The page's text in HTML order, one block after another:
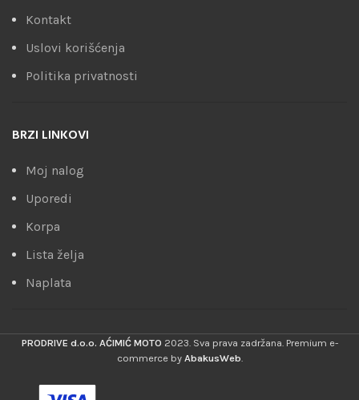
Kontakt
Uslovi korišćenja
Politika privatnosti
BRZI LINKOVI
Moj nalog
Uporedi
Korpa
Lista želja
Naplata
PRODRIVE d.o.o. AĆIMIĆ MOTO 2023. Sva prava zadržana. Premium e-
commerce by AbakusWeb